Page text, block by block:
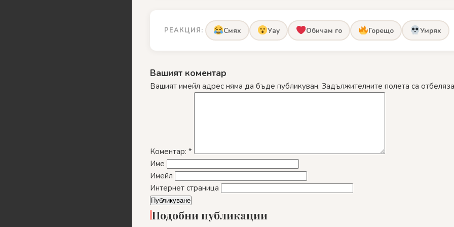
РЕАКЦИЯ: Смях Уау Обичам го Горещо Умрях
Вашият коментар
Вашият имейл адрес няма да бъде публикуван. Задължителните полета са
Коментар: *
Име
Имейл
Интернет страница
Подобни публикации